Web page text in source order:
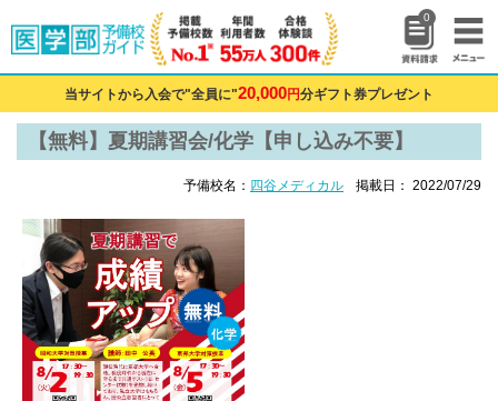
0
当サイトから入会で"全員に"20,000円分ギフト券プレゼント
【無料】夏期講習会/化学【申し込み不要】
予備校名： 四谷メディカル 掲載日： 2022/07/29